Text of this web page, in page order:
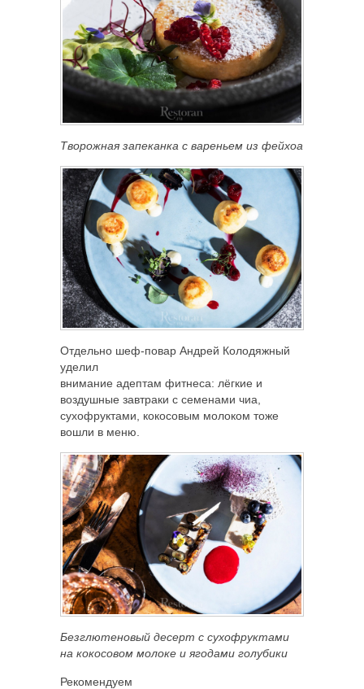
Творожная запеканка с вареньем из фейхоа
Отдельно шеф-повар Андрей Колодяжный
уделил
внимание адептам фитнеса: лёгкие и
воздушные завтраки с семенами чиа,
сухофруктами, кокосовым молоком тоже
вошли в меню.
Безглютеновый десерт с сухофруктами
на кокосовом молоке и ягодами голубики
Рекомендуем